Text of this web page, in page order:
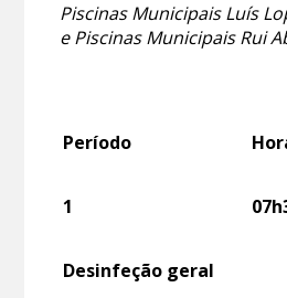
Piscinas Municipais Luís
e Piscinas Municipais Rui
Período
1
Desinfeção geral